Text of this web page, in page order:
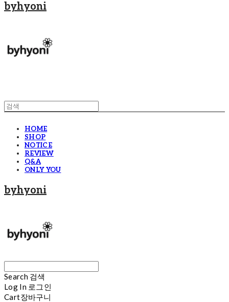
byhyoni
HOME
SHOP
NOTICE
REVIEW
Q&A
ONLY YOU
byhyoni
Search 검색
Log In 로그인
Cart장바구니